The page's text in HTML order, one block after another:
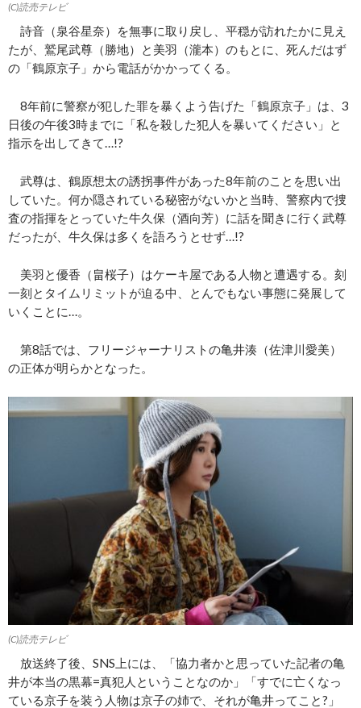
(C)読売テレビ
詩音（泉谷星奈）を無事に取り戻し、平穏が訪れたかに見え
たが、鷲尾武尊（勝地）と美羽（瀧本）のもとに、死んだはず
の「鶴原京子」から電話がかかってくる。
8年前に警察が犯した罪を暴くよう告げた「鶴原京子」は、3
日後の午後3時までに「私を殺した犯人を暴いてください」と
指示を出してきて…!?
武尊は、鶴原想太の誘拐事件があった8年前のことを思い出
していた。何か隠されている秘密がないかと当時、警察内で捜
査の指揮をとっていた牛久保（酒向芳）に話を聞きに行く武尊
だったが、牛久保は多くを語ろうとせず…!?
美羽と優香（畠桜子）はケーキ屋である人物と遭遇する。刻
一刻とタイムリミットが迫る中、とんでもない事態に発展して
いくことに…。
第8話では、フリージャーナリストの亀井湊（佐津川愛美）
の正体が明らかとなった。
(C)読売テレビ
放送終了後、SNS上には、「協力者かと思っていた記者の亀
井が本当の黒幕=真犯人ということなのか」「すでに亡くなっ
ている京子を装う人物は京子の姉で、それが亀井ってこと?」